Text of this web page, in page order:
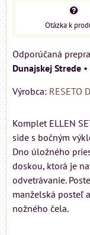
Otázka k
Dunajskej Strede •
Výrobca: RESETO
Komplet ELLEN
side s bočným
Dno úložného
doskou, ktorá je
odvetrávanie.
manželská posteľ
nožného čela.